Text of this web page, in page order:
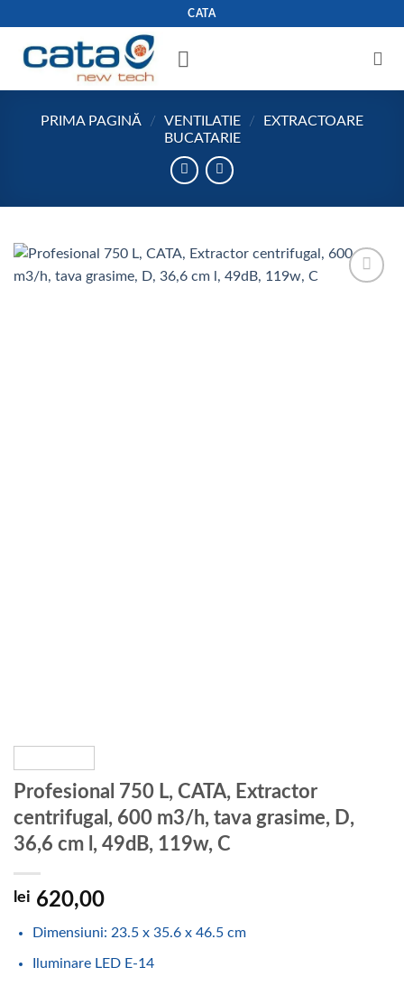
content
CATA
PRIMA PAGINĂ / VENTILATIE /
EXTRACTOARE
BUCATARIE
Profesional 750 L, CATA, Extractor
centrifugal, 600 m3/h, tava grasime, D,
36,6 cm l, 49dB, 119w, C
lei 620,00
Dimensiuni: 23.5 x 35.6 x 46.5 cm
Iluminare LED E-14